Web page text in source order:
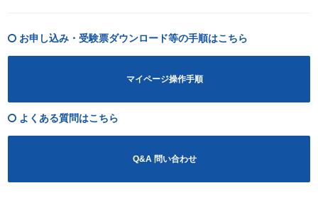
お申し込み・受験票ダウンロード等の手順はこちら
マイページ操作手順
よくある質問はこちら
Q&A 問い合わせ